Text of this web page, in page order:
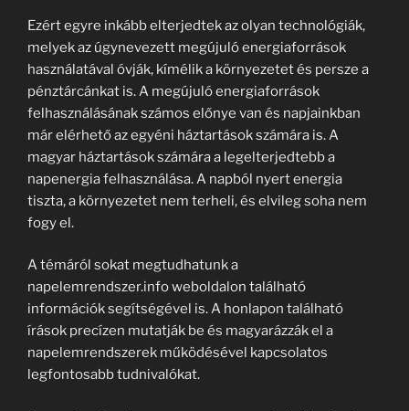
Ezért egyre inkább elterjedtek az olyan technológiák,
melyek az úgynevezett megújuló energiaforrások
használatával óvják, kímélik a környezetet és persze a
pénztárcánkat is. A megújuló energiaforrások
felhasználásának számos előnye van és napjainkban
már elérhető az egyéni háztartások számára is. A
magyar háztartások számára a legelterjedtebb a
napenergia felhasználása. A napból nyert energia
tiszta, a környezetet nem terheli, és elvileg soha nem
fogy el.
A témáról sokat megtudhatunk a
napelemrendszer.info weboldalon található
információk segítségével is. A honlapon található
írások precízen mutatják be és magyarázzák el a
napelemrendszerek működésével kapcsolatos
legfontosabb tudnivalókat.